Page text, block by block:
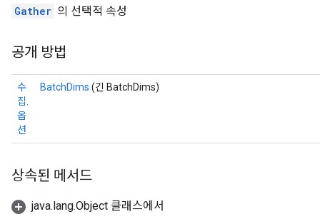
Gather 의 선택적 속성
공개 방법
수
집.
옵
션
BatchDims (긴 BatchDims)
상속된 메서드
java.lang.Object 클래스에서